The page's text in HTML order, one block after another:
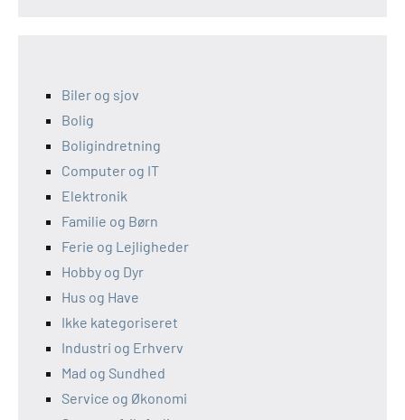
Biler og sjov
Bolig
Boligindretning
Computer og IT
Elektronik
Familie og Børn
Ferie og Lejligheder
Hobby og Dyr
Hus og Have
Ikke kategoriseret
Industri og Erhverv
Mad og Sundhed
Service og Økonomi